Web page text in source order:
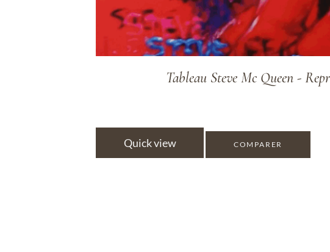
Tableau Steve Mc Queen -
Quick view COMPARER